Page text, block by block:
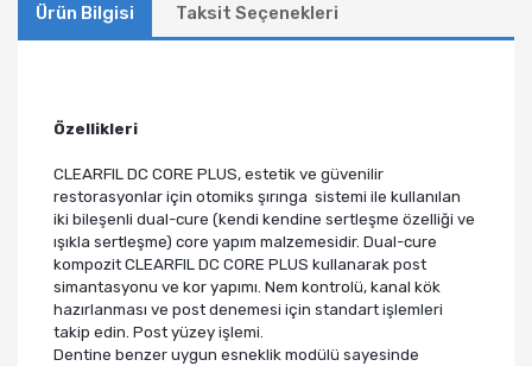
Ürün Bilgisi Taksit Seçenekleri
Özellikleri
CLEARFIL DC CORE PLUS, estetik ve güvenilir
restorasyonlar için otomiks şırınga sistemi ile kullanılan
iki bileşenli dual-cure (kendi kendine sertleşme özelliği ve
ışıkla sertleşme) core yapım malzemesidir. Dual-cure
kompozit CLEARFIL DC CORE PLUS kullanarak post
simantasyonu ve kor yapımı. Nem kontrolü, kanal kök
hazırlanması ve post denemesi için standart işlemleri
takip edin. Post yüzey işlemi.
Dentine benzer uygun esneklik modülü sayesinde